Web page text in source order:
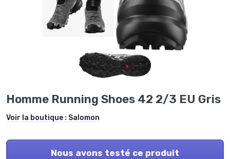
Homme Running Shoes 42 2/3 EU Gris
Voir la boutique : Salomon
Nous avons testé ce produit